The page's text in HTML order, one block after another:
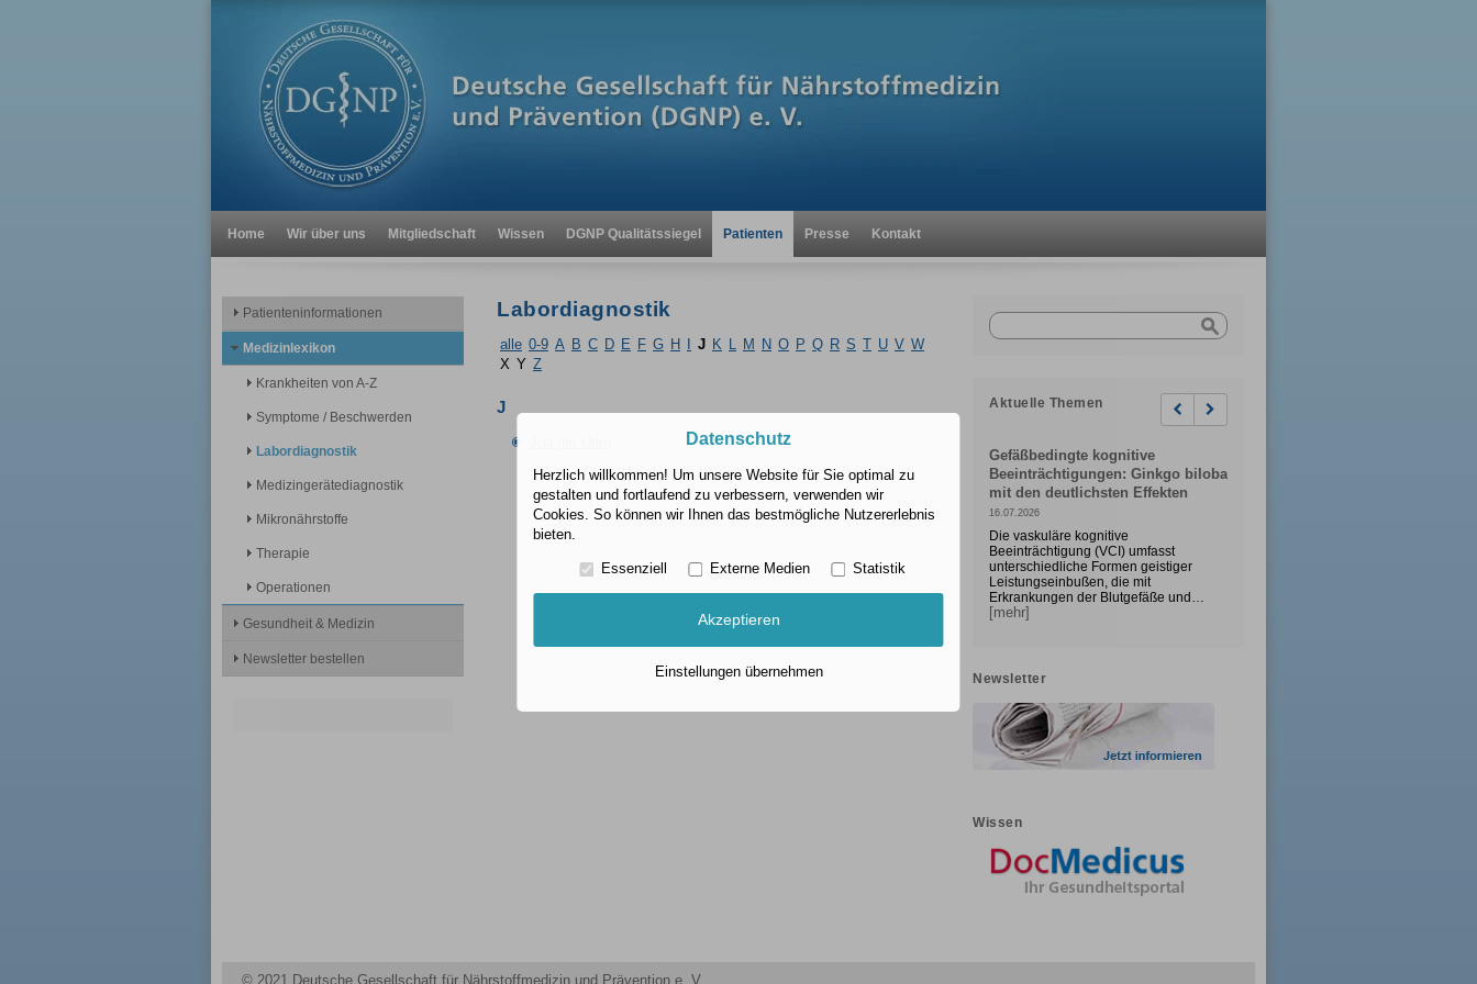
Home Wir über uns Mitgliedschaft Wissen DGNP Qualitätssiegel Patienten Presse Kontakt
Patienteninformationen
Medizinlexikon
Krankheiten von A-Z
Symptome / Beschwerden
Labordiagnostik
Medizingerätediagnostik
Mikronährstoffe
Therapie
Operationen
Gesundheit & Medizin
Newsletter bestellen
Labordiagnostik
alle 0-9 A B C D E F G H J K L M N O P Q R S T U V W
X Y Z
J Aktuelle Themen Previous
Gefäßbedingte kognitive
Beeinträchtigungen: Ginkgo biloba
mit den deutlichsten Effekten
16.07.2026
Die vaskuläre kognitive
Beeinträchtigung (VCI) umfasst
unterschiedliche Formen geistiger
Leistungseinbußen, die mit
Erkrankungen der Blutgefäße und…
[mehr]
Newsletter
Wissen
© 2021 Deutsche Gesellschaft für Nährstoffmedizin und Prävention e. V.
Datenschutz
Herzlich willkommen! Um unsere Website für Sie optimal zu
gestalten und fortlaufend zu verbessern, verwenden wir
Cookies. So können wir Ihnen das bestmögliche Nutzererlebnis
bieten.
Essenziell Externe Medien Statistik
Akzeptieren
Einstellungen übernehmen